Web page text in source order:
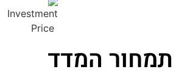
תמחור המדד